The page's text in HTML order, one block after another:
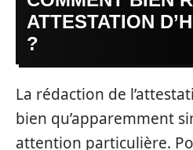
ATTESTATION
?
La rédaction de
bien qu’apparemment
attention particulière.